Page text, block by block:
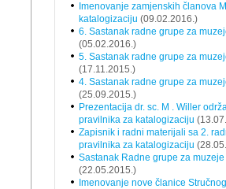
Imenovanje zamjenskih članova
katalogizaciju (09.02.2016.)
6. Sastanak radne grupe za
(05.02.2016.)
5. Sastanak radne grupe za
(17.11.2015.)
4. Sastanak radne grupe za
(25.09.2015.)
Prezentacija dr. sc. M . Willer
pravilnika za katalogizaciju
Zapisnik i radni materijali sa 2.
pravilnika za katalogizaciju
Sastanak Radne grupe za
(22.05.2015.)
Imenovanje nove članice